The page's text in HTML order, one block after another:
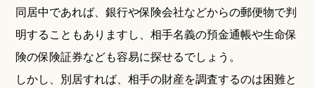
同居中であれば、銀行や保険会社などからの郵便物で判
明することもありますし、相手名義の預金通帳や生命保
険の保険証券なども容易に探せるでしょう。
しかし、別居すれば、相手の財産を調査するのは困難と